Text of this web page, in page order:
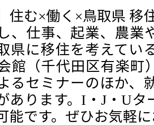
住む×働く×鳥取県 移
、仕事、起業、農業
県に移住を考えてい
館（千代田区有楽町
るセミナーのほか、
あります。I・J・Uタ
能です。ぜひお気軽